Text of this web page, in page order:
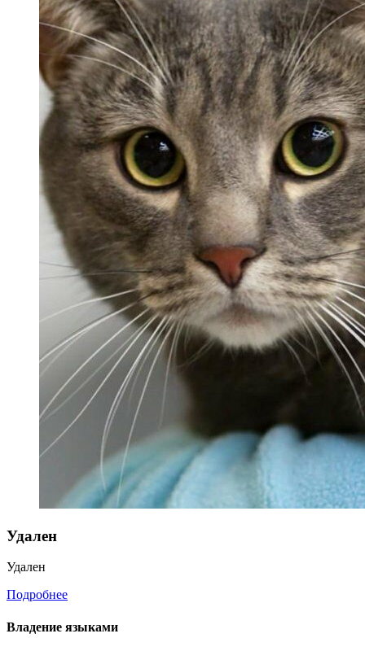
Удален
Удален
Подробнее
Владение языками